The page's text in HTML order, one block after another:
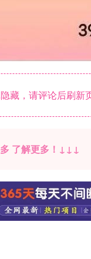
藏，请评论后刷新
了解更多！↓↓↓